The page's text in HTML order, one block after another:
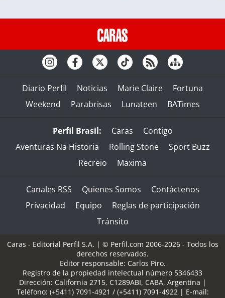
Diario Perfil Noticias Marie Claire
Fortuna
Weekend
Parabrisas Lunateen BATimes
Perfil Brasil: Caras
Contigo
Aventuras Na Historia
Rolling Stone
Sport Buzz
Recreio
Maxima
Canales RSS Quienes Somos
Contáctenos
Privacidad
Equipo
Reglas de participación
Tránsito
Caras - Editorial Perfil S.A. | © Perfil.com 2006-2026 - Todos los
derechos reservados.
Editor responsable: Carlos Piro.
Registro de la propiedad intelectual número 5346433
Dirección: California 2715, C1289ABI, CABA, Argentina |
Teléfono: (+5411) 7091-4921 / (+5411) 7091-4922| E-mail: